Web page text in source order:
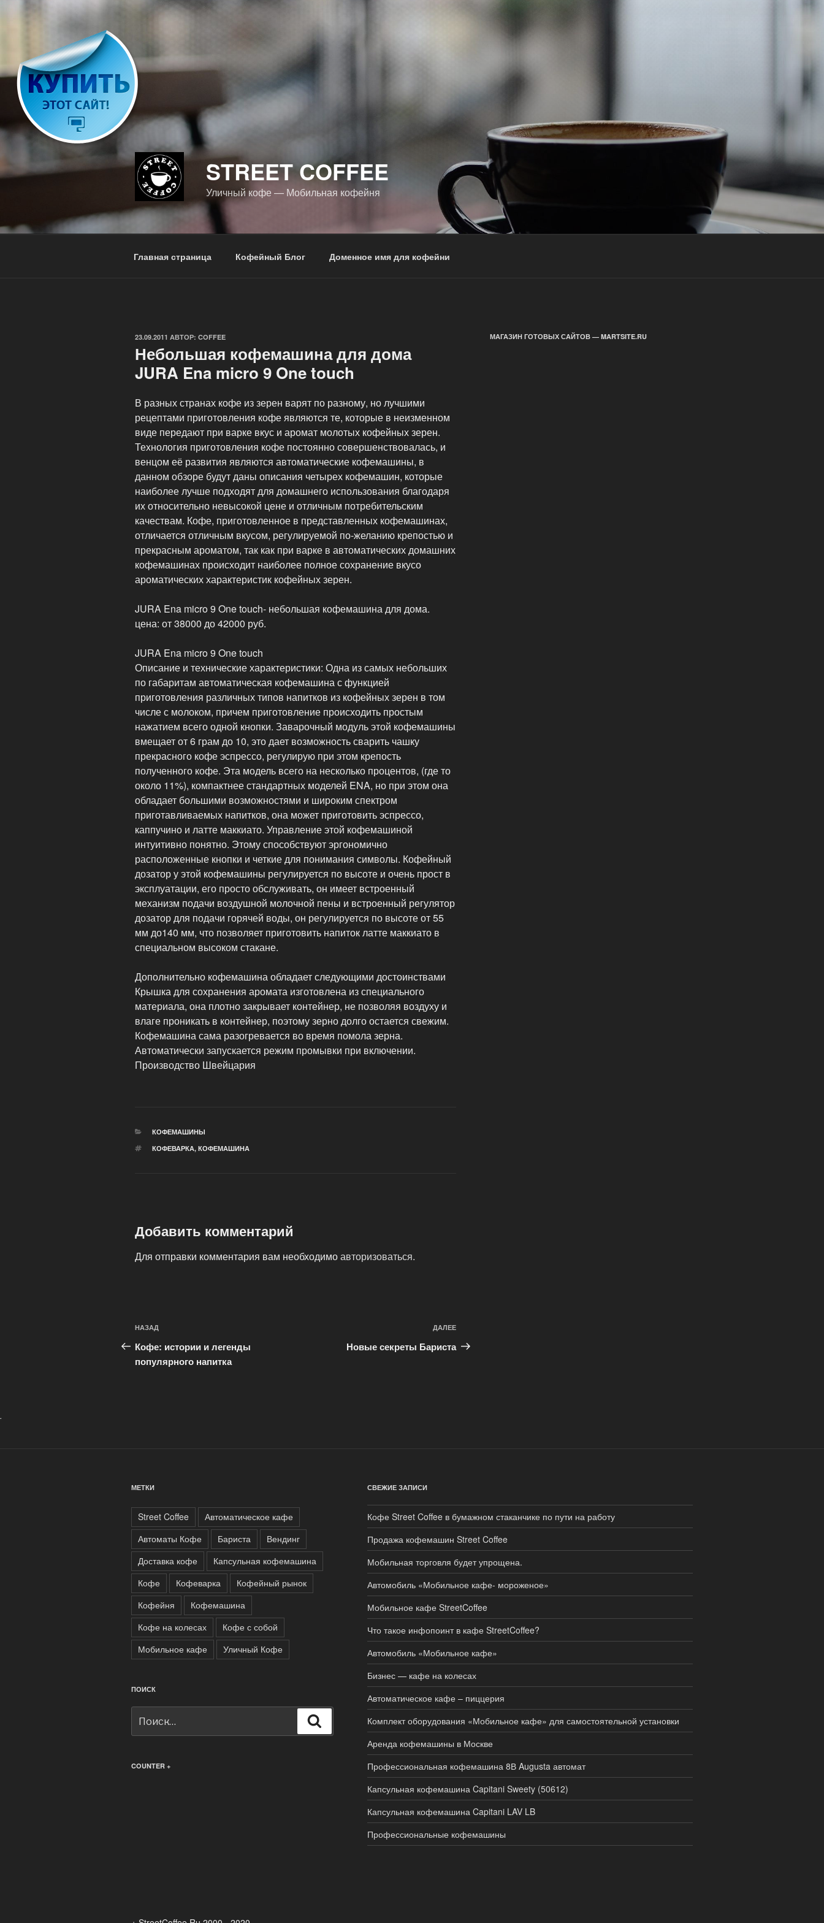
STREET COFFEE
Уличный кофе — Мобильная кофейня
Главная страница Кофейный Блог Доменное имя для кофейни
ОПУБЛИКОВАНО
23.09.2011 АВТОР: COFFEE
Небольшая кофемашина для дома
JURA Ena micro 9 One touch
В разных странах кофе из зерен варят по разному, но лучшими
рецептами приготовления кофе являются те, которые в неизменном
виде передают при варке вкус и аромат молотых кофейных зерен.
Технология приготовления кофе постоянно совершенствовалась, и
венцом её развития являются автоматические кофемашины, в
данном обзоре будут даны описания четырех кофемашин, которые
наиболее лучше подходят для домашнего использования благодаря
их относительно невысокой цене и отличным потребительским
качествам. Кофе, приготовленное в представленных кофемашинах,
отличается отличным вкусом, регулируемой по-желанию крепостью и
прекрасным ароматом, так как при варке в автоматических домашних
кофемашинах происходит наиболее полное сохранение вкусо
ароматических характеристик кофейных зерен.
JURA Ena micro 9 One touch- небольшая кофемашина для дома.
цена: от 38000 до 42000 руб.
JURA Ena micro 9 One touch
Описание и технические характеристики: Одна из самых небольших
по габаритам автоматическая кофемашина с функцией
приготовления различных типов напитков из кофейных зерен в том
числе с молоком, причем приготовление происходить простым
нажатием всего одной кнопки. Заварочный модуль этой кофемашины
вмещает от 6 грам до 10, это дает возможность сварить чашку
прекрасного кофе эспрессо, регулирую при этом крепость
полученного кофе. Эта модель всего на несколько процентов, (где то
около 11%), компактнее стандартных моделей ENA, но при этом она
обладает большими возможностями и широким спектром
приготавливаемых напитков, она может приготовить эспрессо,
каппучино и латте маккиато. Управление этой кофемашиной
интуитивно понятно. Этому способствуют эргономично
расположенные кнопки и четкие для понимания символы. Кофейный
дозатор у этой кофемашины регулируется по высоте и очень прост в
эксплуатации, его просто обслуживать, он имеет встроенный
механизм подачи воздушной молочной пены и встроенный регулятор
дозатор для подачи горячей воды, он регулируется по высоте от 55
мм до140 мм, что позволяет приготовить напиток латте маккиато в
специальном высоком стакане.
Дополнительно кофемашина обладает следующими достоинствами
Крышка для сохранения аромата изготовлена из специального
материала, она плотно закрывает контейнер, не позволяя воздуху и
влаге проникать в контейнер, поэтому зерно долго остается свежим.
Кофемашина сама разогревается во время помола зерна.
Автоматически запускается режим промывки при включении.
Производство Швейцария
РУБРИКИ
КОФЕМАШИНЫ
МЕТКИ
КОФЕВАРКА, КОФЕМАШИНА
Добавить комментарий
Для отправки комментария вам необходимоавторизоваться.
Навигация
по
записям
Предыдущая
запись:
НАЗАД
Кофе: истории и легенды
популярного напитка
запись
ДАЛЕЕ
Новые секреты Бариста
МАГАЗИН ГОТОВЫХ САЙТОВ — MARTSITE.RU
.
МЕТКИ
Street Coffee
Автоматическое кафе
Автоматы Кофе
Бариста
Вендинг
Доставка кофе
Капсульная кофемашина
Кофе
Кофеварка
Кофейный рынок
Кофейня
Кофемашина
Кофе на колесах
Кофе с собой
Мобильное кафе
Уличный Кофе
ПОИСК
COUNTER +
СВЕЖИЕ ЗАПИСИ
Кофе Street Coffee в бумажном стаканчике по пути на работу
Продажа кофемашин Street Coffee
Мобильная торговля будет упрощена.
Автомобиль «Мобильное кафе- мороженое»
Мобильное кафе StreetCoffee
Что такое инфопоинт в кафе StreetCoffee?
Автомобиль «Мобильное кафе»
Бизнес — кафе на колесах
Автоматическое кафе – пиццерия
Комплект оборудования «Мобильное кафе» для самостоятельной установки
Аренда кофемашины в Москве
Профессиональная кофемашина 8В Augusta автомат
Капсульная кофемашина Capitani Sweety (50612)
Капсульная кофемашина Capitani LAV LB
Профессиональные кофемашины